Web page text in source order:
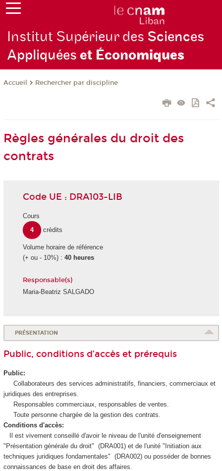
Institut Supérieur des Sciences
Appliquéeset Économiques
Accueil Rechercher par discipline
Règles générales du droit des
contrats
Code UE : DRA103-LIB
Cours
4
crédits
Volume horaire de référence
(+ ou - 10%) : 40 heures
Responsable(s)
Maria-Beatriz SALGADO
PRÉSENTATION
Public, conditions d’accès et prérequis
Public:
Collaborateurs des services administratifs, financiers, commerciaux et
juridiques des entreprises.
Responsables commerciaux, responsables de ventes.
Toute personne chargée de la gestion des contrats.
Conditions d'accès:
Il est vivement conseillé d'avoir le niveau de l'unité d'enseignement
"Présentation générale du droit" (DRA001) et de l'unité "Initiation aux
techniques juridiques fondamentales" (DRA002) ou posséder de bonnes
connaissances de base en droit des affaires.